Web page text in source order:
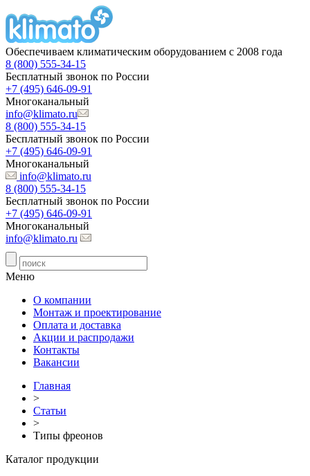
Обеспечиваем климатическим оборудованием с 2008 года
8 (800) 555-34-15
Бесплатный звонок по России
+7 (495) 646-09-91
Многоканальный
info@klimato.ru
8 (800) 555-34-15
Бесплатный звонок по России
+7 (495) 646-09-91
Многоканальный
info@klimato.ru
8 (800) 555-34-15
Бесплатный звонок по России
+7 (495) 646-09-91
Многоканальный
info@klimato.ru
Меню
О компании
Монтаж и проектирование
Оплата и доставка
Акции и распродажи
Контакты
Вакансии
Главная
>
Статьи
>
Типы фреонов
Каталог продукции